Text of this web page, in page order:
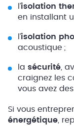
l’isolation
en installant
l’isolation
acoustique ;
la sécurité ,
craignez les
vous avez
Si vous
énergétique ,